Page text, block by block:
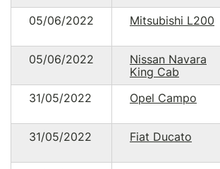
05/06/2022
Mitsubishi L200
05/06/2022
Nissan Navara
King Cab
31/05/2022
Opel Campo
31/05/2022
Fiat Ducato